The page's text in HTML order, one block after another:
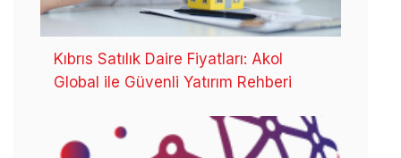
Kıbrıs Satılık Daire Fiyatları: Akol
Global ile Güvenli Yatırım Rehberi